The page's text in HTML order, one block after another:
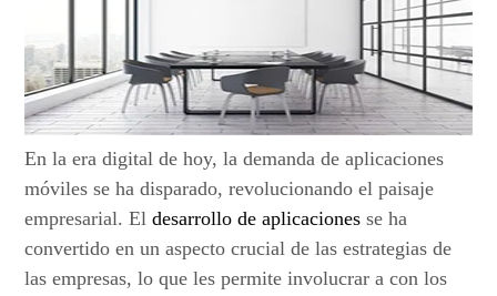
En la era digital de hoy, la demanda de aplicaciones
móviles se ha disparado, revolucionando el paisaje
empresarial. Eldesarrollo de aplicaciones se ha
convertido en un aspecto crucial de las estrategias de
las empresas, lo que les permite involucrar a con los